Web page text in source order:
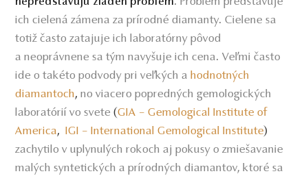
ich cielená zámena za prírodné diamanty. Cielene sa
totiž často zatajuje ich laboratórny pôvod
a neoprávnene sa tým navyšuje ich cena. Veľmi často
ide o takéto podvody pri veľkých ahodnotných
diamantoch, no viacero popredných gemologických
laboratórií vo svete (GIA – Gemological Institute of
America,IGI – International Gemological Institute)
zachytilo v uplynulých rokoch aj pokusy o zmiešavanie
malých syntetických a prírodných diamantov, ktoré sa